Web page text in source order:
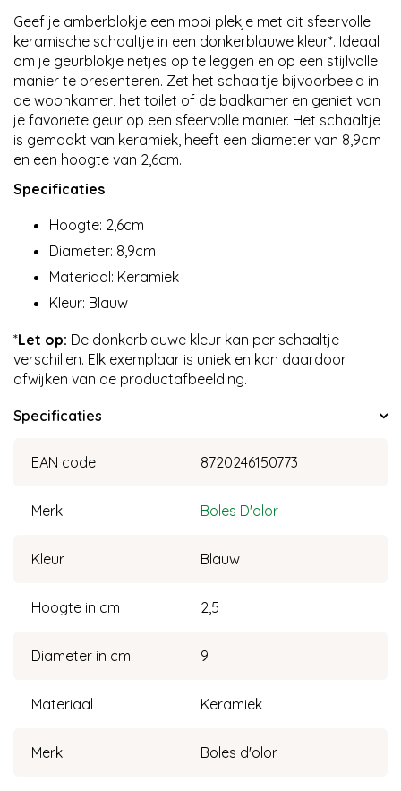
Geef je amberblokje een mooi plekje met dit sfeervolle
keramische schaaltje in een donkerblauwe kleur*. Ideaal
om je geurblokje netjes op te leggen en op een stijlvolle
manier te presenteren. Zet het schaaltje bijvoorbeeld in
de woonkamer, het toilet of de badkamer en geniet van
je favoriete geur op een sfeervolle manier. Het schaaltje
is gemaakt van keramiek, heeft een diameter van 8,9cm
en een hoogte van 2,6cm.
Specificaties
Hoogte: 2,6cm
Diameter: 8,9cm
Materiaal: Keramiek
Kleur: Blauw
*Let op: De donkerblauwe kleur kan per schaaltje
verschillen. Elk exemplaar is uniek en kan daardoor
afwijken van de productafbeelding.
Specificaties
EAN code 8720246150773
Merk Boles D'olor
Kleur Blauw
Hoogte in cm 2,5
Diameter in cm 9
Materiaal Keramiek
Merk Boles d'olor